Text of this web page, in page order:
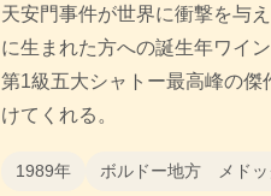
天安門事件が世界に衝撃を与
に生まれた方への誕生年ワイ
第1級五大シャトー最高峰の
けてくれる。
1989年 ボルドー地方 メド